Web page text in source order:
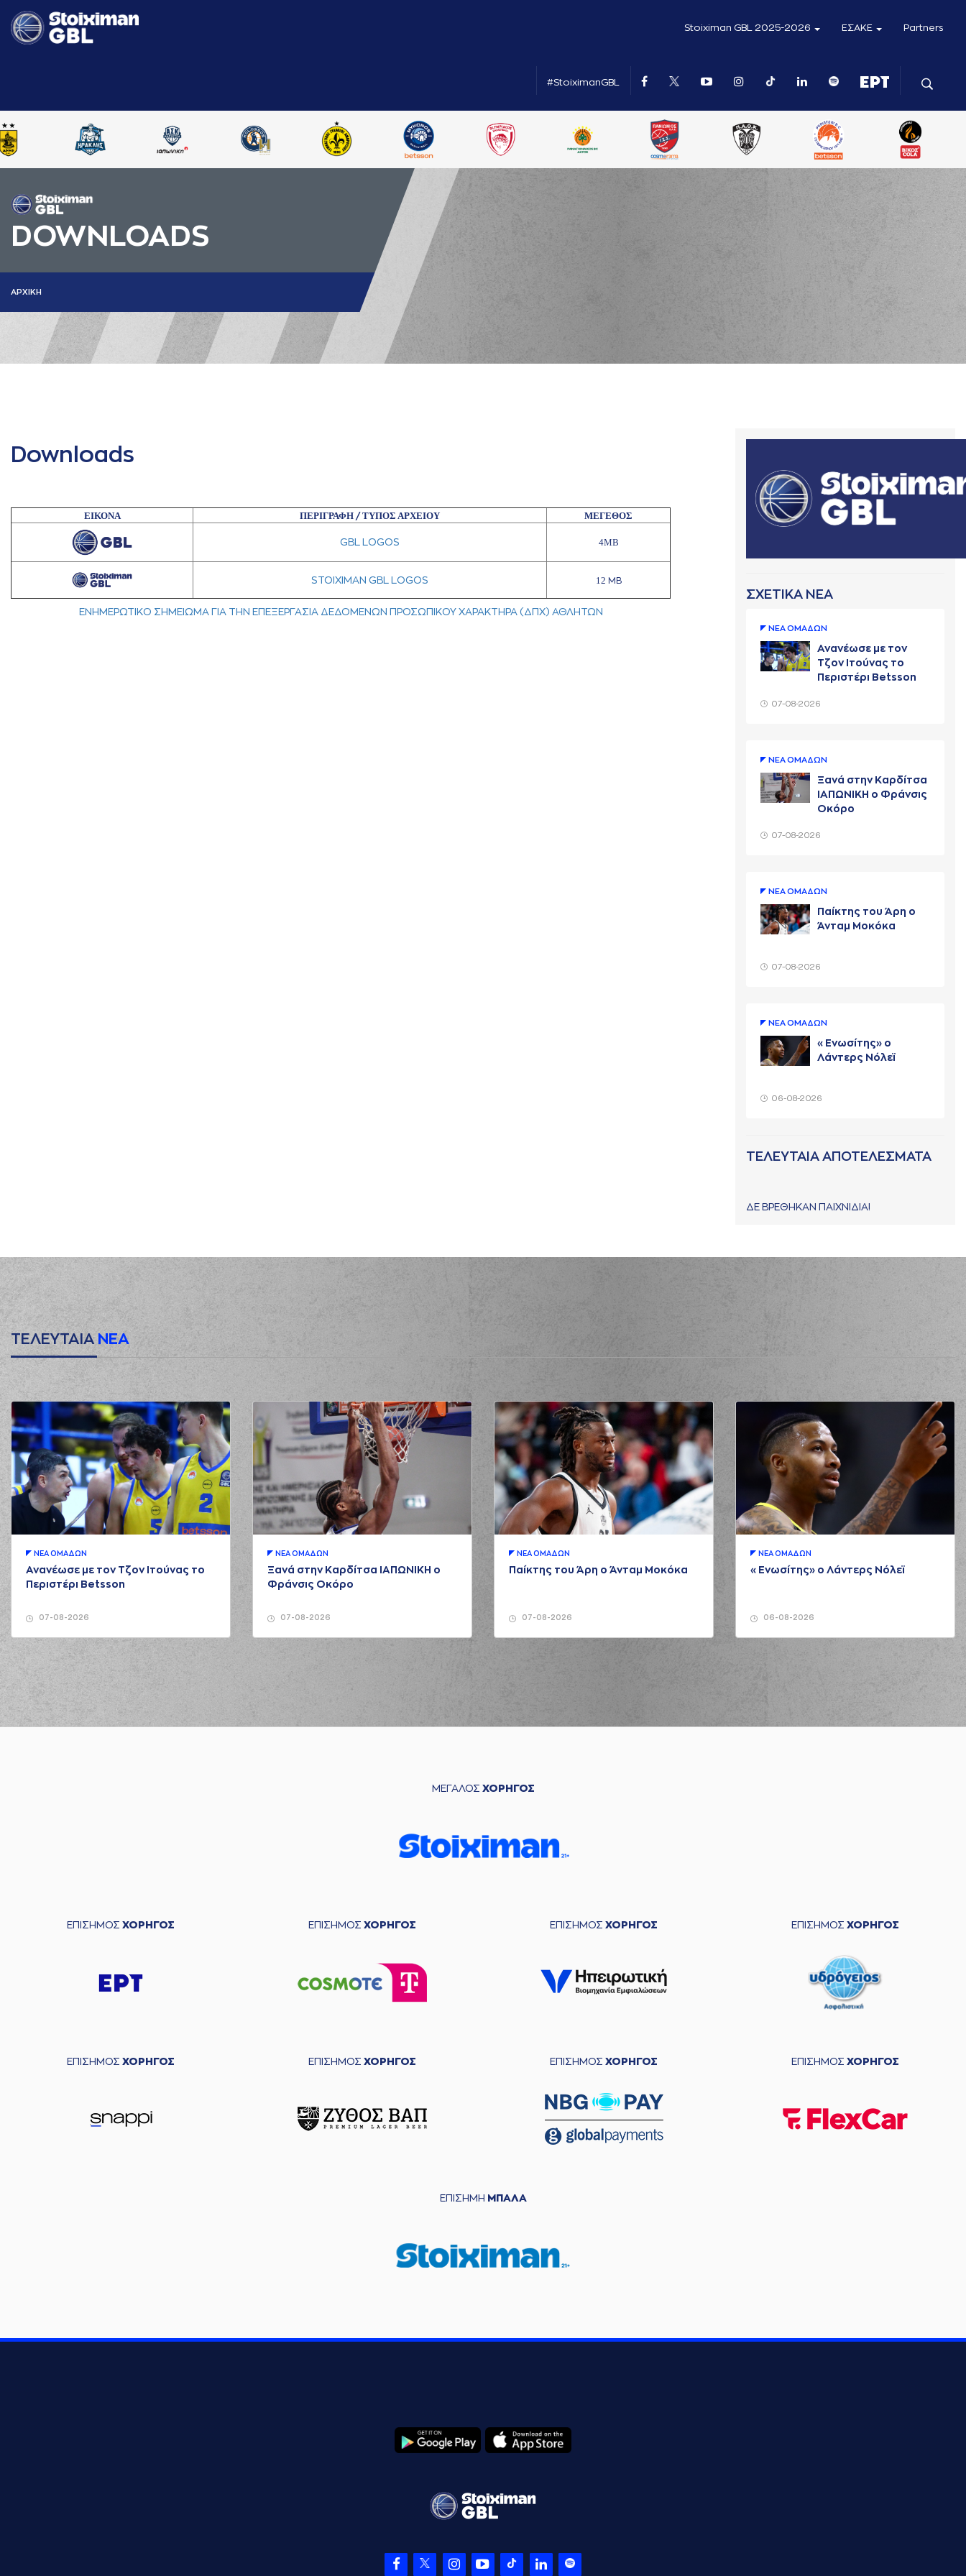
Stoiximan GBL 2025-2026 ΕΣΑΚΕ Partners
#StoiximanGBL
DOWNLOADS
AΡΧΙΚΗ
Downloads
ΕΙΚΟΝΑ ΠΕΡΙΓΡΑΦΗ / ΤΥΠΟΣ ΑΡΧΕΙΟΥ ΜΕΓΕΘΟΣ
GBL LOGOS 4MB
STOIXIMAN GBL LOGOS 12 MB
ΕΝΗΜΕΡΩΤΙΚΟ ΣΗΜΕΙΩΜΑ ΓΙΑ ΤΗΝ ΕΠΕΞΕΡΓΑΣΙΑ ΔΕΔΟΜΕΝΩΝ ΠΡΟΣΩΠΙΚΟΥ ΧΑΡΑΚΤΗΡΑ (ΔΠΧ) ΑΘΛΗΤΩΝ
ΣΧΕΤΙΚΑ ΝΕΑ
ΝΕA ΟΜAΔΩΝ
Ανανέωσε με τον
Τζον Ιτούνας το
Περιστέρι Betsson
07-08-2026
ΝΕA ΟΜAΔΩΝ
Ξανά στην Καρδίτσα
ΙΑΠΩΝΙΚΗ ο Φράνσις
Οκόρο
07-08-2026
ΝΕA ΟΜAΔΩΝ
Παίκτης του Άρη ο
Άνταμ Μοκόκα
07-08-2026
ΝΕA ΟΜAΔΩΝ
«Ενωσίτης» ο
Λάντερς Νόλεϊ
06-08-2026
ΤΕΛΕΥΤΑΙΑ ΑΠΟΤΕΛΕΣΜΑΤΑ
ΔΕ ΒΡΕΘΗΚΑΝ ΠΑΙΧΝΙΔΙΑ!
ΤΕΛΕΥΤΑΙΑ ΝΕΑ
07-08-2026
ΝΕA ΟΜAΔΩΝ
Ανανέωσε με τον Τζον Ιτούνας το
Περιστέρι Betsson
07-08-2026
ΝΕA ΟΜAΔΩΝ
Ξανά στην Καρδίτσα ΙΑΠΩΝΙΚΗ ο
Φράνσις Οκόρο
07-08-2026
ΝΕA ΟΜAΔΩΝ
Παίκτης του Άρη ο Άνταμ Μοκόκα
06-08-2026
ΝΕA ΟΜAΔΩΝ
«Ενωσίτης» ο Λάντερς Νόλεϊ
ΜΕΓΑΛΟΣ ΧΟΡΗΓΟΣ
ΕΠΙΣΗΜΟΣ ΧΟΡΗΓΟΣ ΕΠΙΣΗΜΟΣ ΧΟΡΗΓΟΣ ΕΠΙΣΗΜΟΣ ΧΟΡΗΓΟΣ ΕΠΙΣΗΜΟΣ ΧΟΡΗΓΟΣ
ΕΠΙΣΗΜΟΣ ΧΟΡΗΓΟΣ ΕΠΙΣΗΜΟΣ ΧΟΡΗΓΟΣ ΕΠΙΣΗΜΟΣ ΧΟΡΗΓΟΣ ΕΠΙΣΗΜΟΣ ΧΟΡΗΓΟΣ
ΕΠΙΣΗΜΗ ΜΠΑΛΑ